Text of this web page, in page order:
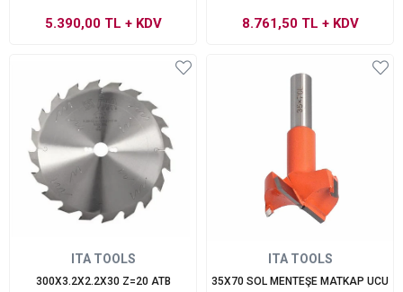
5.390,00 TL + KDV 8.761,50 TL + KDV
ITA TOOLS
300X3.2X2.2X30 Z=20 ATB
ITA TOOLS
35X70 SOL MENTEŞE MATKAP UCU